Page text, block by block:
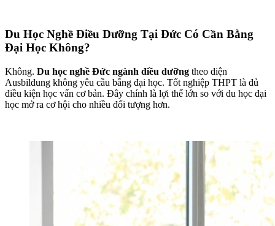
Du Học Nghề Điều Dưỡng Tại Đức Có Cần Bằng
Đại Học Không?
Không. Du học nghề Đức ngành điều dưỡng theo diện
Ausbildung không yêu cầu bằng đại học. Tốt nghiệp THPT là đủ
điều kiện học vấn cơ bản. Đây chính là lợi thế lớn so với du học đại
học mở ra cơ hội cho nhiều đối tượng hơn.